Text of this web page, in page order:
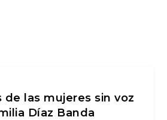
de las mujeres sin voz
Díaz Banda